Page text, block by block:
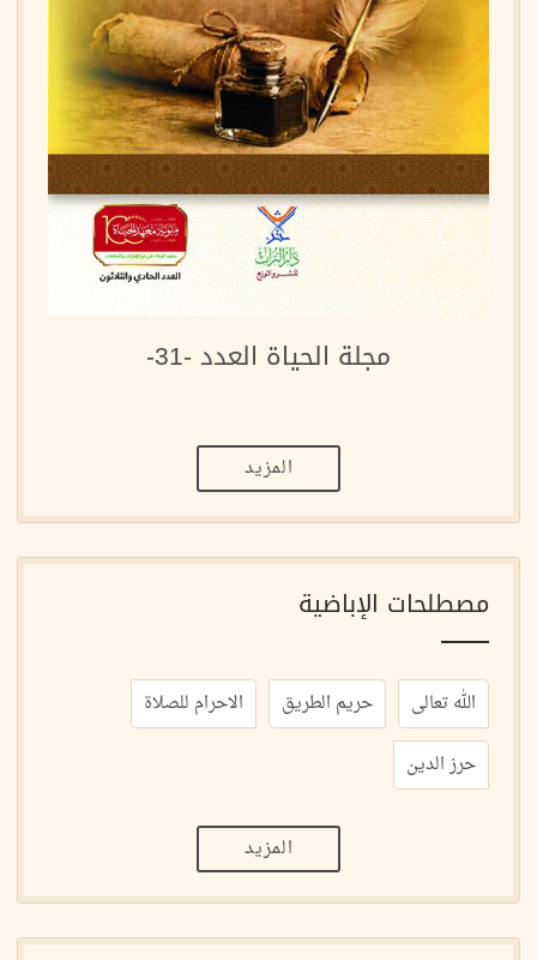
مجلة الحياة العدد -31-
المزيد
مصطلحات الإباضية
الله تعالى حريم الطريق
الاحرام للصلاة
حرز الدين
المزيد